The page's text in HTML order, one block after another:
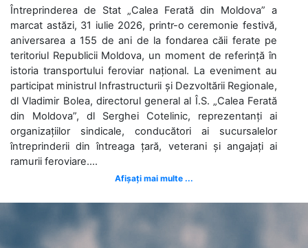
Întreprinderea de Stat „Calea Ferată din Moldova” a
marcat astăzi, 31 iulie 2026, printr-o ceremonie festivă,
aniversarea a 155 de ani de la fondarea căii ferate pe
teritoriul Republicii Moldova, un moment de referință în
istoria transportului feroviar național. La eveniment au
participat ministrul Infrastructurii și Dezvoltării Regionale,
dl Vladimir Bolea, directorul general al Î.S. „Calea Ferată
din Moldova”, dl Serghei Cotelinic, reprezentanți ai
organizațiilor sindicale, conducători ai sucursalelor
întreprinderii din întreaga țară, veterani și angajați ai
ramurii feroviare....
Afișați mai multe ...